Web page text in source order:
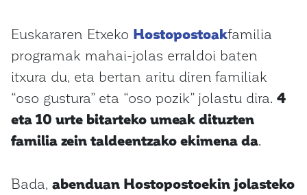
Euskararen Etxeko Hostopostoakfamilia
programak mahai-jolas erraldoi baten
itxura du, eta bertan aritu diren familiak
“oso gustura” eta “oso pozik” jolastu dira. 4
eta 10 urte bitarteko umeak dituzten
familia zein taldeentzako ekimena da.
Bada, abenduan Hostopostoekin jolasteko